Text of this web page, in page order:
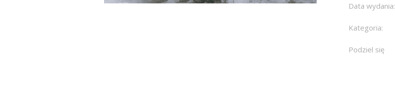
Data wydania:
Kategoria:
Podziel się